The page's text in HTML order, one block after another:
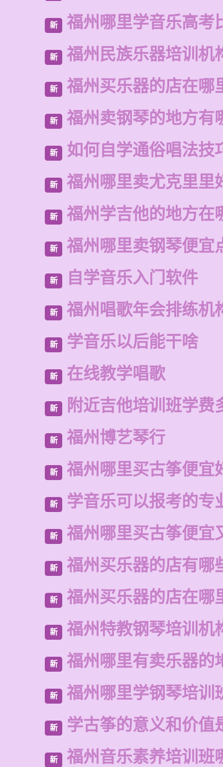
新 福州哪里学音乐高考
新 福州民族乐器培训机
新 福州买乐器的店在哪
新 福州卖钢琴的地方有
新 如何自学通俗唱法技
新 福州哪里卖尤克里里
新 福州学吉他的地方在
新 福州哪里卖钢琴便宜
新 自学音乐入门软件
新 福州唱歌年会排练机
新 学音乐以后能干啥
新 在线教学唱歌
新 附近吉他培训班学费
新 福州博艺琴行
新 福州哪里买古筝便宜
新 学音乐可以报考的专
新 福州哪里买古筝便宜
新 福州买乐器的店有哪
新 福州买乐器的店在哪
新 福州特教钢琴培训机
新 福州哪里有卖乐器的
新 福州哪里学钢琴培训
新 学古筝的意义和价值
新 福州音乐素养培训班